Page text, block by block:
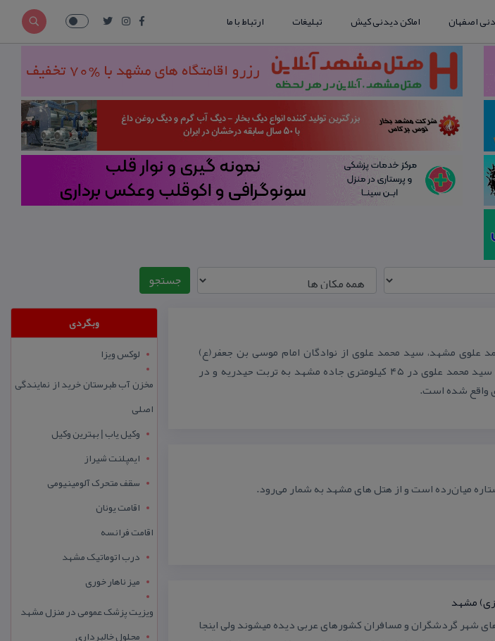
اصفهان اماکن دیدنی کیش تبلیغات ارتباط با ما
علوی مشهد، سید محمد علوی از نوادگان امام موسی بن جعفر(ع)
است كه آرامگاه امام‌زاده سید محمد علوی در ۴۵ كیلومتری جاده مشهد به تربت حیدریه و در
واقع شده است.
میان‌رده است و از هتل های مشهد به شمار می‌رود.
مشهد
شهر گردشگران و مسافران كشورهای عربی دیده میشوند ولی اینجا
وبگردی
لوکس ویزا
مخزن آب طبرستان خرید از نمایندگی
اصلی
وکیل یاب | بهترین وکیل
ایمپلنت شیراز
سقف متحرک آلومینیومی
اقامت یونان
اقامت فرانسه
درب اتوماتیک مشهد
میز ناهار خوری
ویزیت پزشک عمومی در منزل مشهد
محلول خالبرداری